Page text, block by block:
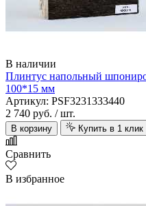
В наличии
Плинтус напольный
100*15 мм
Артикул: PSF3231333440
2 740 руб. / шт.
В корзину Купить в 1 клик
Сравнить
В избранное